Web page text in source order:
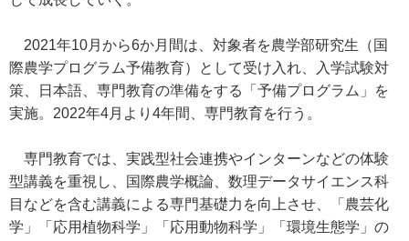
2021年10月から6か月間は、対象者を農学部研究生（国
際農学プログラム予備教育）として受け入れ、入学試験対
策、日本語、専門教育の準備をする「予備プログラム」を
実施。2022年4月より4年間、専門教育を行う。
専門教育では、実践型社会連携やインターンなどの体験
型講義を重視し、国際農学概論、数理データサイエンス科
目などを含む講義による専門基礎力を向上させ、「農芸化
学」「応用植物科学」「応用動物科学」「環境生態学」の